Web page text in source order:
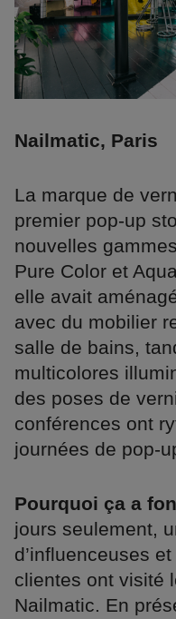
Nailmatic, Paris
La marque de
premier pop-up
nouvelles
Pure Color et
elle avait
avec du mobilier
salle de bains,
multicolores
des poses de
conférences ont
journées de pop-
Pourquoi ça a
jours seulement,
d’influenceuses
clientes ont visité
Nailmatic. En